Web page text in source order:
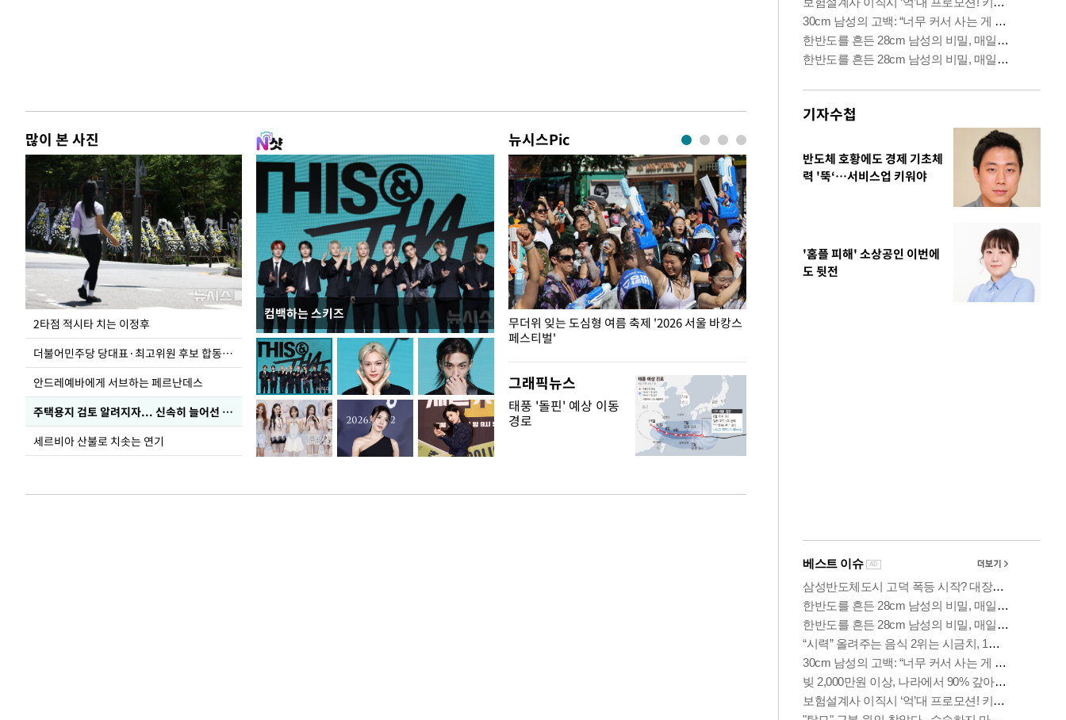
많이 본 사진
2타점 적시타 치는 이정후
더불어민주당 당대표·최고위원 후보 합동연설회
안드레예바에게 서브하는 페르난데스
주택용지 검토 알려지자... 신속히 늘어선 '근조화환'
세르비아 산불로 치솟는 연기
컴백하는 스키즈
뉴시스Pic
청와대 일주일
무더위 잊는 도심형 여름 축제 '2026 서울 바캉스
페스티벌'
그래픽뉴스
태풍 '돌핀' 예상 이동
경로
기자수첩
반도체 호황에도 경제 기초체
력 '뚝‘…서비스업 키워야
'홈플 피해' 소상공인 이번에
도 뒷전